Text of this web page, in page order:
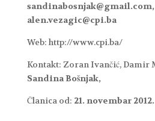
sandinabosnjak@gmail.com,
alen.vezagic@cpi.ba
Web: http://www.cpi.ba/
Kontakt: Zoran Ivančić, Damir
Sandina Bošnjak,
Članica od: 21. novembar 2012.